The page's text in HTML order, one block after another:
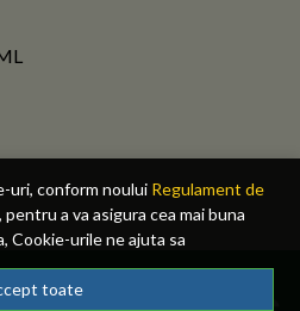
uri, conform noului Regulament de
, pentru a va asigura cea mai buna
Cookie-urile ne ajuta sa
site, oferindu-va dvs., cititorul, o
si mult mai rapida. Ele sunt
toate
drepturile rezervate.